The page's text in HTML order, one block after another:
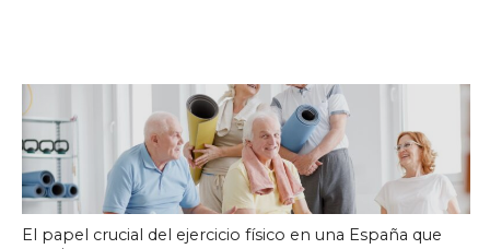
El papel crucial del ejercicio físico en una España que